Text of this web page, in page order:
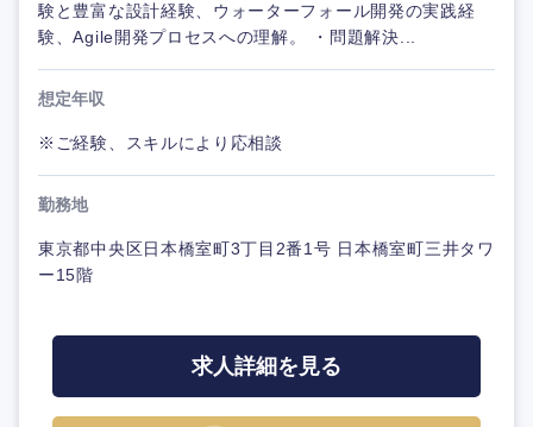
験と豊富な設計経験、ウォーターフォール開発の実践経
験、Agile開発プロセスへの理解。 ・問題解決...
想定年収
※ご経験、スキルにより応相談
勤務地
東京都中央区日本橋室町3丁目2番1号 日本橋室町三井タワ
ー15階
求人詳細を見る